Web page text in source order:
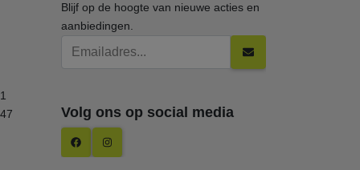
Blijf op de hoogte van nieuwe acties en
aanbiedingen.
Emailadres
Button
Volg ons op social media